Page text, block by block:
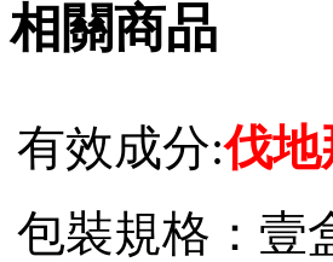
相關商品
有效成分:伐地
包裝規格：壹